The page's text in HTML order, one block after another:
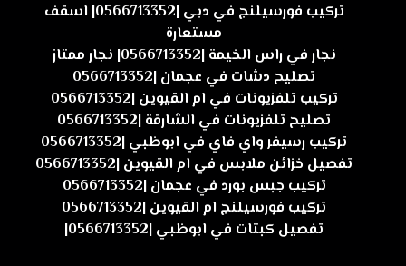
تركيب فورسيلنج في دبي |0566713352| اسقف
مستعارة
نجار في راس الخيمة |0566713352| نجار ممتاز
تصليح دشات في عجمان |0566713352
تركيب تلفزيونات في ام القيوين |0566713352
تصليح تلفزيونات في الشارقة |0566713352
تركيب رسيفر واي فاي في ابوظبي |0566713352
تفصيل خزائن ملابس في ام القيوين |0566713352
تركيب جبس بورد في عجمان |0566713352
تركيب فورسيلنج ام القيوين |0566713352
تفصيل كبتات في ابوظبي |0566713352|